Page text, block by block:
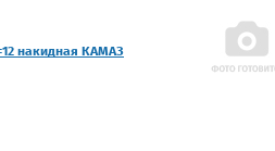
накидная КАМАЗ